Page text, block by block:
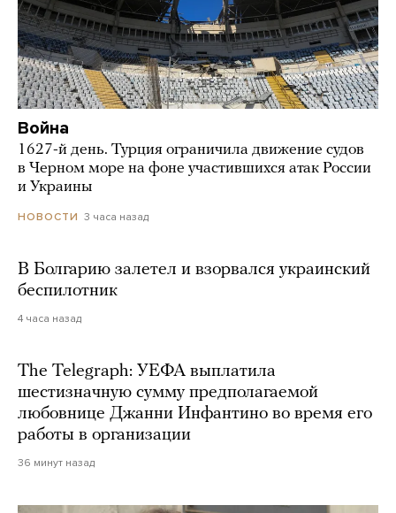
Война
1627-й день. Турция ограничила движение судов
в Черном море на фоне участившихся атак России
и Украины
НОВОСТИ 3 часа назад
В Болгарию залетел и взорвался украинский
беспилотник
4 часа назад
The Telegraph: УЕФА выплатила
шестизначную сумму предполагаемой
любовнице Джанни Инфантино во время его
работы в организации
36 минут назад